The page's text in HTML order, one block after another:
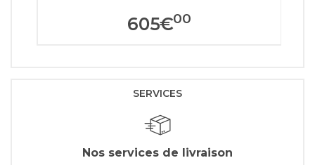
605€00
SERVICES
Nos services de livraison